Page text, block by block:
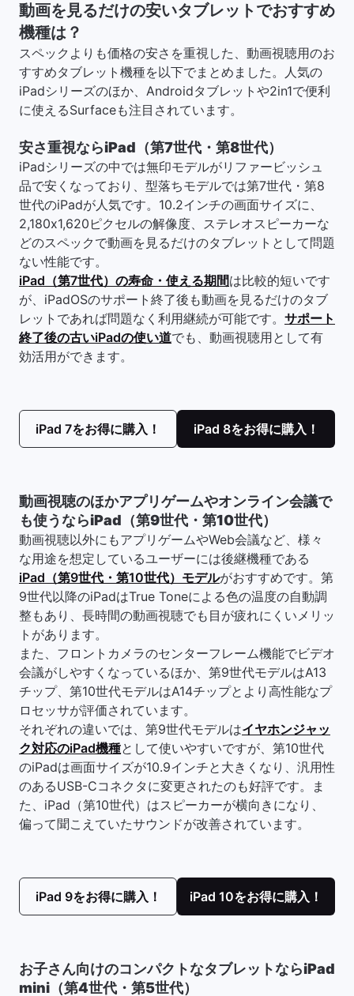
動画を見るだけの安いタブレットでおすすめ
機種は？
スペックよりも価格の安さを重視した、動画視聴用のお
すすめタブレット機種を以下でまとめました。人気の
iPadシリーズのほか、Androidタブレットや2in1で便利
に使えるSurfaceも注目されています。
安さ重視ならiPad（第7世代・第8世代）
iPadシリーズの中では無印モデルがリファービッシュ
品で安くなっており、型落ちモデルでは第7世代・第8
世代のiPadが人気です。10.2インチの画面サイズに、
2,180x1,620ピクセルの解像度、ステレオスピーカーな
どのスペックで動画を見るだけのタブレットとして問題
ない性能です。
iPad（第7世代）の寿命・使える期間は比較的短いです
が、iPadOSのサポート終了後も動画を見るだけのタブ
レットであれば問題なく利用継続が可能です。 サポート
終了後の古いiPadの使い道でも、動画視聴用として有
効活用ができます。
iPad 7をお得に購入！ iPad 8をお得に購入！
動画視聴のほかアプリゲームやオンライン会議で
も使うならiPad（第9世代・第10世代）
動画視聴以外にもアプリゲームやWeb会議など、様々
な用途を想定しているユーザーには後継機種である
iPad（第9世代・第10世代）モデルがおすすめです。第
9世代以降のiPadはTrue Toneによる色の温度の自動調
整もあり、長時間の動画視聴でも目が疲れにくいメリッ
トがあります。
また、フロントカメラのセンターフレーム機能でビデオ
会議がしやすくなっているほか、第9世代モデルはA13
チップ、第10世代モデルはA14チップとより高性能なプ
ロセッサが評価されています。
それぞれの違いでは、第9世代モデルはイヤホンジャッ
ク対応のiPad機種として使いやすいですが、第10世代
のiPadは画面サイズが10.9インチと大きくなり、汎用性
のあるUSB-Cコネクタに変更されたのも好評です。ま
た、iPad（第10世代）はスピーカーが横向きになり、
偏って聞こえていたサウンドが改善されています。
iPad 9をお得に購入！ iPad 10をお得に購入！
お子さん向けのコンパクトなタブレットならiPad
mini（第4世代・第5世代）